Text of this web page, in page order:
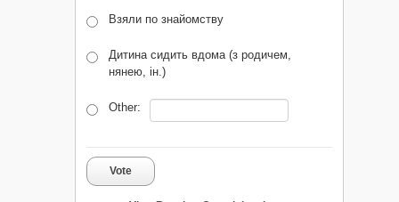
Взяли по знайомству
Дитина сидить вдома (з родичем,
нянею, ін.)
Other:
Vote